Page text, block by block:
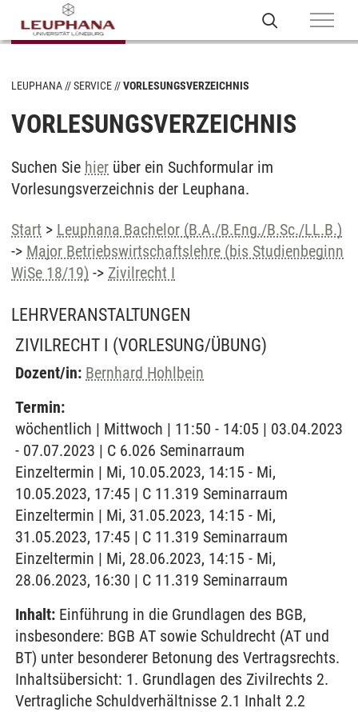
LEUPHANA SERVICE VORLESUNGSVERZEICHNIS
VORLESUNGSVERZEICHNIS
Suchen Sie hier über ein Suchformular im
Vorlesungsverzeichnis der Leuphana.
Start > Leuphana Bachelor (B.A./B.Eng./B.Sc./LL.B.)
-> Major Betriebswirtschaftslehre (bis Studienbeginn
WiSe 18/19) -> Zivilrecht I
LEHRVERANSTALTUNGEN
ZIVILRECHT I (VORLESUNG/ÜBUNG)
Dozent/in: Bernhard Hohlbein
Termin:
wöchentlich | Mittwoch | 11:50 - 14:05 | 03.04.2023
- 07.07.2023 | C 6.026 Seminarraum
Einzeltermin | Mi, 10.05.2023, 14:15 - Mi,
10.05.2023, 17:45 | C 11.319 Seminarraum
Einzeltermin | Mi, 31.05.2023, 14:15 - Mi,
31.05.2023, 17:45 | C 11.319 Seminarraum
Einzeltermin | Mi, 28.06.2023, 14:15 - Mi,
28.06.2023, 16:30 | C 11.319 Seminarraum
Inhalt: Einführung in die Grundlagen des BGB,
insbesondere: BGB AT sowie Schuldrecht (AT und
BT) unter besonderer Betonung des Vertragsrechts.
Inhaltsübersicht: 1. Grundlagen des Zivilrechts 2.
Vertragliche Schuldverhältnisse 2.1 Inhalt 2.2